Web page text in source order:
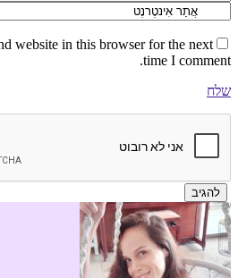
website in this browser for the next
time I comment.
שלח